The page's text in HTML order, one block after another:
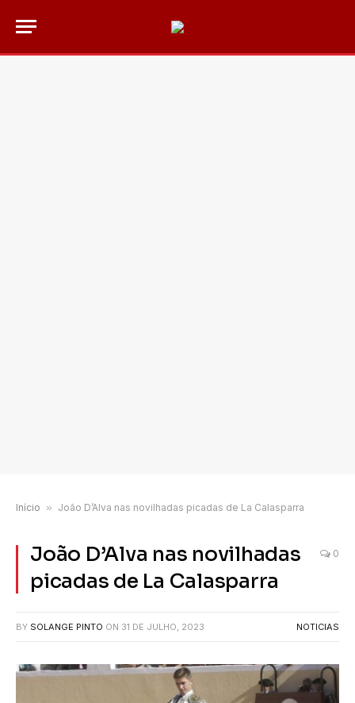
Início » João D’Alva nas novilhadas picadas de La Calasparra
João D’Alva nas novilhadas
picadas de La Calasparra
0
BY SOLANGE PINTO ON 31 DE JULHO, 2023 NOTICIAS